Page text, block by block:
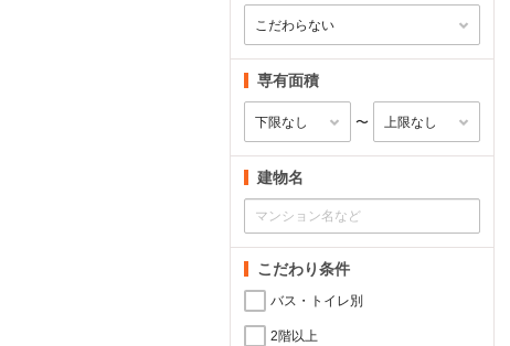
専有面積
〜
建物名
こだわり条件
バス・トイレ別
2階以上